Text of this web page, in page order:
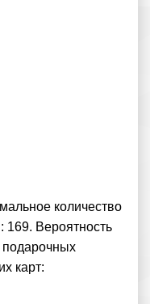
количество
169. Вероятность
карт: